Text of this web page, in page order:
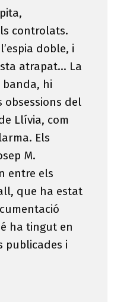
controlats.
doble, i
atrapat… La
banda, hi
obsessions del
Llívia, com
Els
M.
entre els
que ha estat
ha tingut en
publicades i